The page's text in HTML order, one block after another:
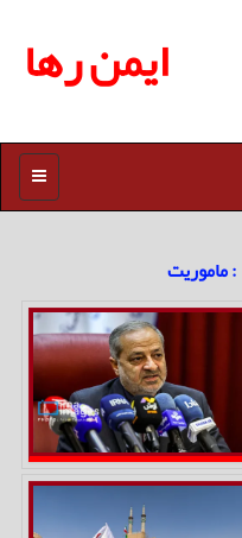
ایمن رها
منو
: ماموریت